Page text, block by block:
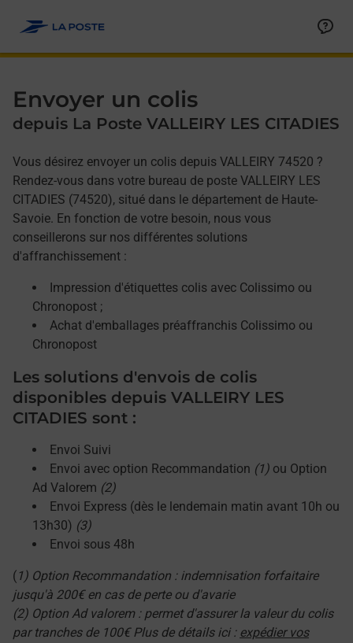
Envoyer un colis
depuis La Poste VALLEIRY LES CITADIES
Vous désirez envoyer un colis depuis VALLEIRY 74520 ?
Rendez-vous dans votre bureau de poste VALLEIRY LES
CITADIES (74520), situé dans le département de Haute-
Savoie. En fonction de votre besoin, nous vous
conseillerons sur nos différentes solutions
d'affranchissement :
Impression d'étiquettes colis avec Colissimo ou
Chronopost ;
Achat d'emballages préaffranchis Colissimo ou
Chronopost
Les solutions d'envois de colis
disponibles depuis VALLEIRY LES
CITADIES sont :
Envoi Suivi
Envoi avec option Recommandation (1) ou Option
Ad Valorem (2)
Envoi Express (dès le lendemain matin avant 10h ou
13h30) (3)
Envoi sous 48h
( 1) Option Recommandation : indemnisation forfaitaire
jusqu'à 200€ en cas de perte ou d'avarie
(2) Option Ad valorem : permet d'assurer la valeur du colis
par tranches de 100€ Plus de détails ici : expédier vos